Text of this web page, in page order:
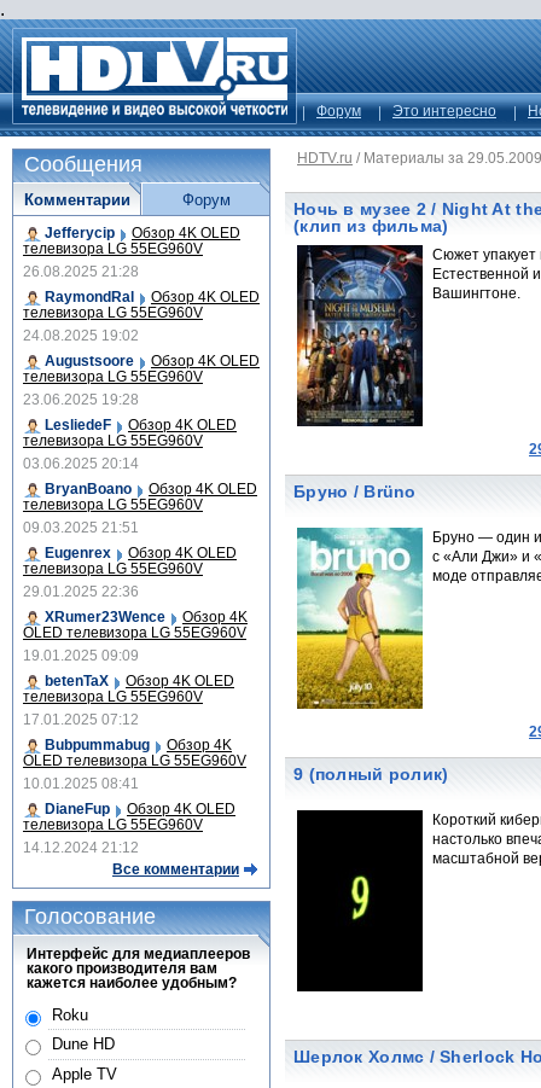
.
Форум Это интересно
HDTV.ru / Материалы за 29.05.2009
Ночь в музее 2 / Night At
(клип из фильма)
Сюжет упакует
Естественной
Вашингтоне.
Бруно / Brüno
Бруно — один
с «Али Джи» и
моде
9 (полный ролик)
Короткий
настолько
масштабной
Шерлок Холмс / Sherlock
Сообщения
Комментарии
Jefferycip Обзор 4K OLED
телевизора LG 55EG960V
26.08.2025 21:28
RaymondRal
Обзор 4K OLED
телевизора LG 55EG960V
24.08.2025 19:02
Augustsoore
Обзор 4K OLED
телевизора LG 55EG960V
23.06.2025 19:28
LesliedeF
Обзор 4K OLED
телевизора LG 55EG960V
03.06.2025 20:14
BryanBoano
Обзор 4K OLED
телевизора LG 55EG960V
09.03.2025 21:51
Eugenrex
Обзор 4K OLED
телевизора LG 55EG960V
29.01.2025 22:36
XRumer23Wence
Обзор 4K
OLED телевизора LG 55EG960V
19.01.2025 09:09
betenTaX
Обзор 4K OLED
телевизора LG 55EG960V
17.01.2025 07:12
Bubpummabug
Обзор 4K
OLED телевизора LG 55EG960V
10.01.2025 08:41
DianeFup
Обзор 4K OLED
телевизора LG 55EG960V
14.12.2024 21:12
Все комментарии
Форум
Голосование
Интерфейс для медиаплееров
какого производителя вам
кажется наиболее удобным?
Roku
Dune HD
Apple TV